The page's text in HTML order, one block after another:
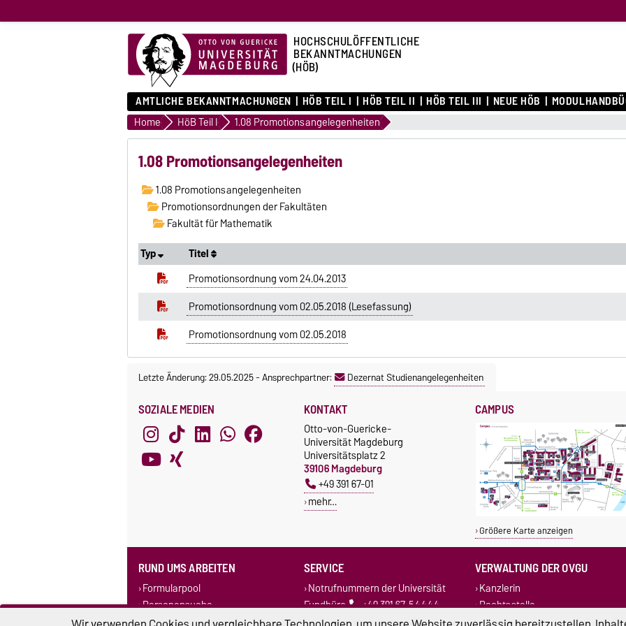
HOCHSCHULÖFFENTLICHE
BEKANNTMACHUNGEN
(HÖB)
AMTLICHE BEKANNTMACHUNGEN HÖB TEIL I HÖB TEIL II HÖB TEIL III NEUE HÖB
Home HöB Teil I 1.08 Promotionsangelegenheiten
1.08 Promotionsangelegenheiten
1.08 Promotionsangelegenheiten
Promotionsordnungen der Fakultäten
Fakultät für Mathematik
Typ
Titel
Promotionsordnung vom 24.04.2013
Promotionsordnung vom 02.05.2018 (Lesefassung)
Promotionsordnung vom 02.05.2018
Letzte Änderung: 29.05.2025-Ansprechpartner: Dezernat Studienangelegenheiten
SOZIALE MEDIEN KONTAKT
Otto-von-Guericke-
Universität Magdeburg
Universitätsplatz 2
39106 Magdeburg
+49 391 67-01
mehr…
CAMPUS
Größere Karte anzeigen
RUND UMS ARBEITEN
Formularpool
Personensuche
Corporate Design
SERVICE
Notrufnummern der Universität
Fundbüro
+49 391 67-54444
VERWALTUNG DER OVGU
Kanzlerin
Rechtsstelle
Dezernate